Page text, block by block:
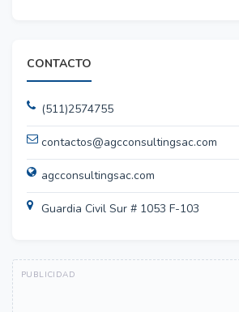
CONTACTO
(511)2574755
contactos@agcconsultingsac.com
agcconsultingsac.com
Guardia Civil Sur # 1053 F-103